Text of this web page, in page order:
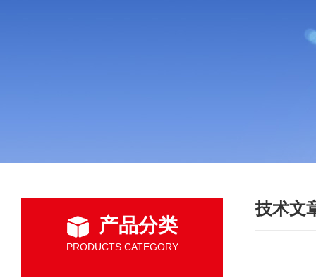
产品分类
PRODUCTS CATEGORY
技术文